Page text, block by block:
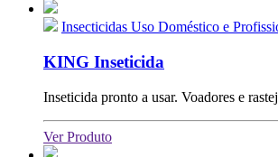
Insecticidas Uso Doméstico e
KING Inseticida
Inseticida pronto a usar. Voadores e
Ver Produto